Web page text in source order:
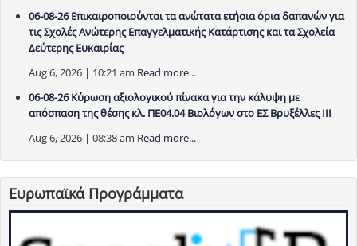
06-08-26 Επικαιροποιούνται τα ανώτατα ετήσια όρια δαπανών για
τις Σχολές Ανώτερης Επαγγελματικής Κατάρτισης και τα Σχολεία
Δεύτερης Ευκαιρίας
Aug 6, 2026 | 10:21 am Read more...
06-08-26 Κύρωση αξιολογικού πίνακα για την κάλυψη με
απόσπαση της θέσης κλ. ΠΕ04.04 Βιολόγων στο ΕΣ Βρυξέλλες ΙΙΙ
Aug 6, 2026 | 08:38 am Read more...
Ευρωπαϊκά Προγράμματα